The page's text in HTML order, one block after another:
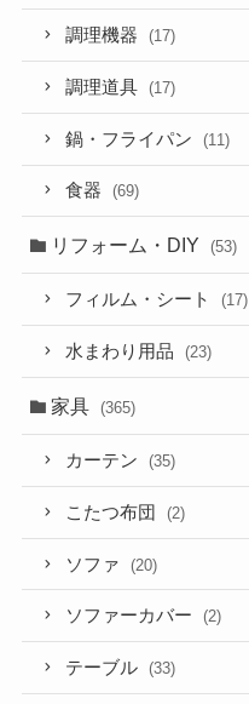
調理機器 (17)
調理道具 (17)
鍋・フライパン (11)
食器 (69)
リフォーム・DIY (53)
フィルム・シート (17)
水まわり用品 (23)
家具 (365)
カーテン (35)
こたつ布団 (2)
ソファ (20)
ソファーカバー (2)
テーブル (33)